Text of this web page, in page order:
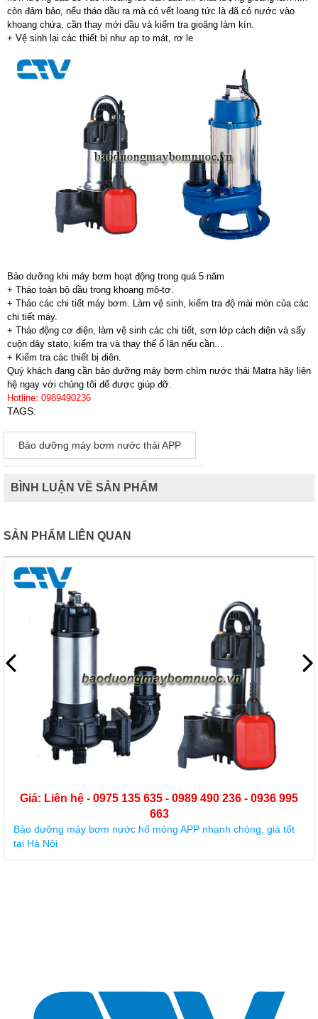
còn đảm bảo, nếu tháo dầu ra mà có vết loang tức là đã có nước vào
khoang chứa, cần thay mới dầu và kiểm tra gioăng làm kín.
+ Vệ sinh lại các thiết bị như ap to mát, rơ le
Bảo dưỡng khi máy bơm hoạt động trong quá 5 năm
+ Tháo toàn bộ dầu trong khoang mô-tơ.
+ Tháo các chi tiết máy bơm. Làm vệ sinh, kiểm tra độ mài mòn của các
chi tiết máy.
+ Tháo động cơ điện, làm vệ sinh các chi tiết, sơn lớp cách điện và sấy
cuộn dây stato, kiểm tra và thay thế ổ lăn nếu cần...
+ Kiểm tra các thiết bị điên.
Quý khách đang cần bảo dưỡng máy bơm chìm nước thải Matra hãy liên
hệ ngay với chúng tôi để được giúp đỡ.
Hotline: 0989490236
TAGS:
Bảo dưỡng máy bơm nước thải APP
BÌNH LUẬN VỀ SẢN PHẨM
SẢN PHẨM LIÊN QUAN
Giá: Liên hệ - 0975 135 635 - 0989 490 236 - 0936 995
663
Bảo dưỡng máy bơm nước hố móng APP nhanh chóng, giá tốt
tại Hà Nội